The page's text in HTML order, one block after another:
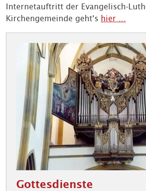
Internetauftritt der Evangelisch-
Kirchengemeinde geht's hier ...
Gottesdienste